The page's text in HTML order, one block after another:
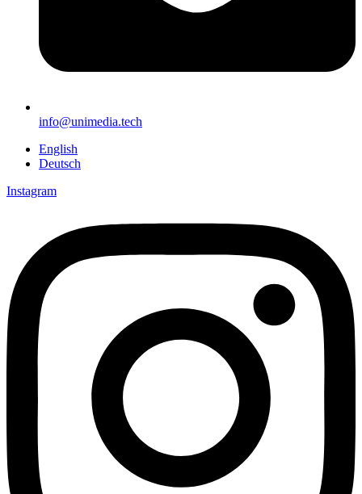
info@unimedia.tech
English
Deutsch
Instagram